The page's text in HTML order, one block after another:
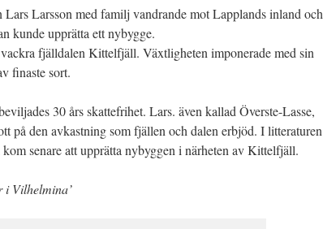
Larsson med familj vandrande mot Lapplands inland och
kunde upprätta ett nybygge.
fjälldalen Kittelfjäll. Växtligheten imponerade med sin
finaste sort.
30 års skattefrihet. Lars. även kallad Överste-Lasse,
på den avkastning som fjällen och dalen erbjöd. I litteraturen
kom senare att upprätta nybyggen i närheten av Kittelfjäll.
i Vilhelmina’